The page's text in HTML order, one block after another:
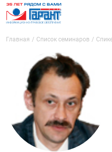
Главная Список семинаров